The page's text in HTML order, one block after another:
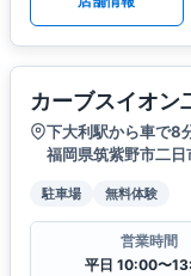
カーブスイオン
下大利駅から車で8
福岡県筑紫野市二
駐車場 無料体験
営業時間
平日 10:00〜